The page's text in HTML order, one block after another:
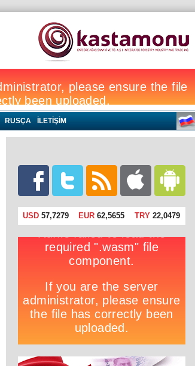
RUSÇA İLETİŞİM
USD 57,7279 EUR 62,5655 TRY 22,0479